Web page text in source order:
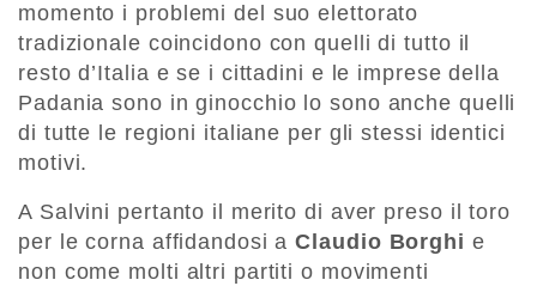
momento i problemi del suo elettorato
tradizionale coincidono con quelli di tutto il
resto d’Italia e se i cittadini e le imprese della
Padania sono in ginocchio lo sono anche quelli
di tutte le regioni italiane per gli stessi identici
motivi.
A Salvini pertanto il merito di aver preso il toro
per le corna affidandosi aClaudio Borghi e
non come molti altri partiti o movimenti